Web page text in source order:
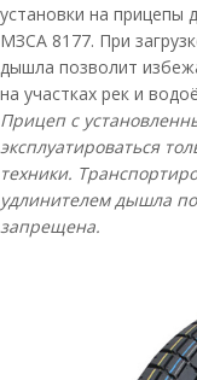
установки на прицепы
МЗСА 8177. При
дышла позволит
на участках рек и
Прицеп с
эксплуатироваться
техники.
удлинителем дышла
запрещена.